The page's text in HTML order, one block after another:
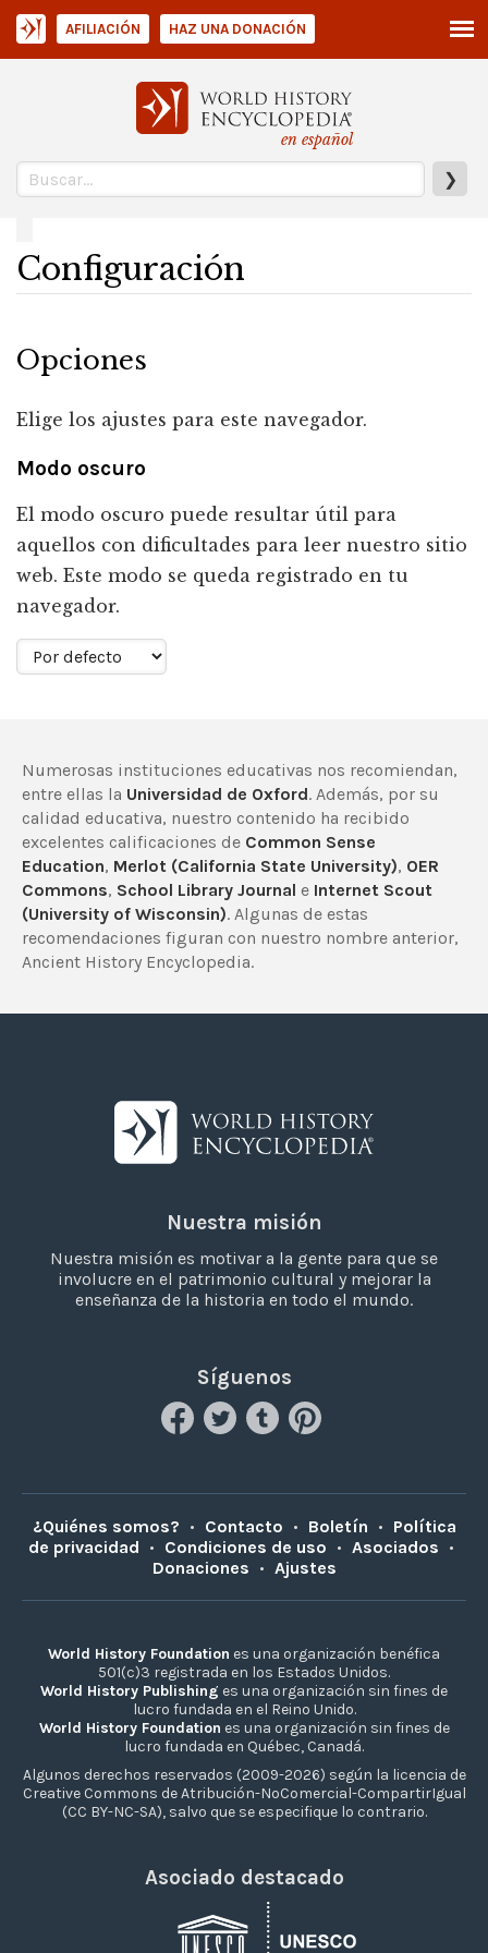
en español
❯
AFILIACIÓN HAZ UNA DONACIÓN
Configuración
Opciones
Elige los ajustes para este navegador.
Modo oscuro
El modo oscuro puede resultar útil para
aquellos con dificultades para leer nuestro sitio
web. Este modo se queda registrado en tu
navegador.
Numerosas instituciones educativas nos recomiendan,
entre ellas la Universidad de Oxford. Además, por su
calidad educativa, nuestro contenido ha recibido
excelentes calificaciones de Common Sense
Education, Merlot (California State University), OER
Commons, School Library Journal e Internet Scout
(University of Wisconsin). Algunas de estas
recomendaciones figuran con nuestro nombre anterior,
Ancient History Encyclopedia.
Nuestra misión
Nuestra misión es motivar a la gente para que se
involucre en el patrimonio cultural y mejorar la
enseñanza de la historia en todo el mundo.
Síguenos
¿Quiénes somos? • Contacto • Boletín • Política
de privacidad • Condiciones de uso • Asociados •
Donaciones • Ajustes
World History Foundation es una organización benéfica
501(c)3 registrada en los Estados Unidos.
World History Publishing es una organización sin fines de
lucro fundada en el Reino Unido.
World History Foundation es una organización sin fines de
lucro fundada en Québec, Canadá.
Algunos derechos reservados (2009-2026) según la licencia de
Creative Commons de Atribución-NoComercial-CompartirIgual
(CC BY-NC-SA), salvo que se especifique lo contrario.
Asociado destacado